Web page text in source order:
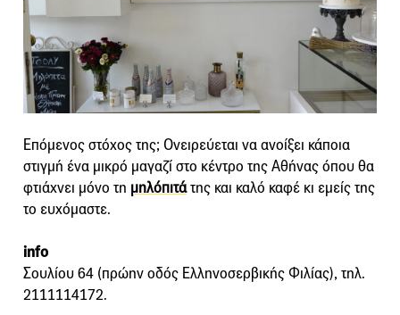
Επόμενος στόχος της; Ονειρεύεται να ανοίξει κάποια
στιγμή ένα μικρό μαγαζί στο κέντρο της Αθήνας όπου θα
φτιάχνει μόνο τη μηλόπιτάτης και καλό καφέ κι εμείς της
το ευχόμαστε.
info
Σουλίου 64 (πρώην οδός Ελληνοσερβικής Φιλίας), τηλ.
2111114172.